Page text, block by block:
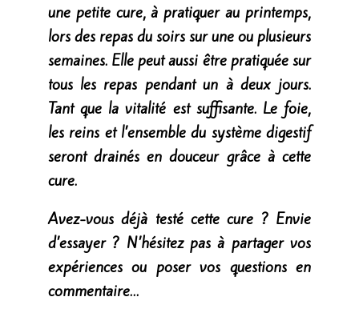
une petite cure, à pratiquer au printemps,
lors des repas du soirs sur une ou plusieurs
semaines. Elle peut aussi être pratiquée sur
tous les repas pendant un à deux jours.
Tant que la vitalité est suffisante. Le foie,
les reins et l’ensemble du système digestif
seront drainés en douceur grâce à cette
cure.
Avez-vous déjà testé cette cure ? Envie
d’essayer ? N’hésitez pas à partager vos
expériences ou poser vos questions en
commentaire…